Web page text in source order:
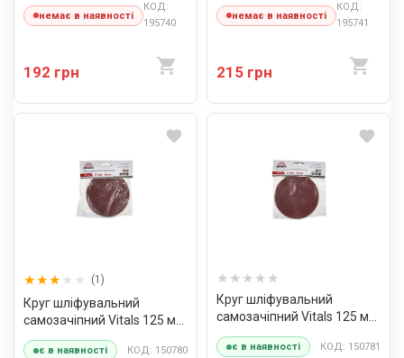
125×22,2 мм чорний м'який
немає в наявності
КОД:
195740
192 грн
125×22,2 мм фіолетовий
жорсткий
немає в наявності
КОД:
195741
215 грн
(1)
Круг шліфувальний
самозачіпний Vitals 125 мм
з. 100, 10 шт
є в наявності КОД: 150780
Круг шліфувальний
самозачіпний Vitals 125 мм
з. 120, 10 шт
є в наявності КОД: 150781